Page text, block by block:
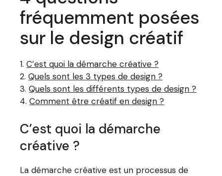
fréquemment posées
sur le design créatif
C’est quoi la démarche créative ?
Quels sont les 3 types de design ?
Quels sont les différents types de design ?
Comment être créatif en design ?
C’est quoi la démarche
créative ?
La démarche créative est un processus de